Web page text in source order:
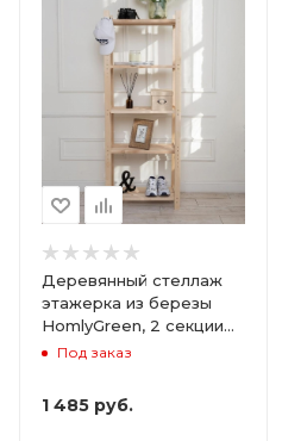
Деревянный стеллаж
этажерка из березы
HomlyGreen, 2 секции
на 5 полок. Размер
Под заказ
1 485 руб.